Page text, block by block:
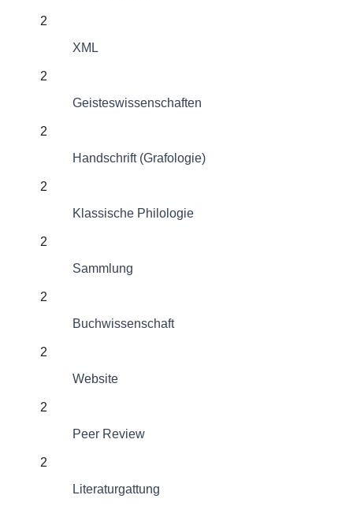
2
XML
2
Geisteswissenschaften
2
Handschrift (Grafologie)
2
Klassische Philologie
2
Sammlung
2
Buchwissenschaft
2
Website
2
Peer Review
2
Literaturgattung